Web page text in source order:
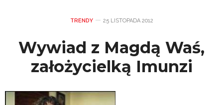
TRENDY 25 LISTOPADA 2012
Wywiad z Magdą Waś,
założycielką Imunzi